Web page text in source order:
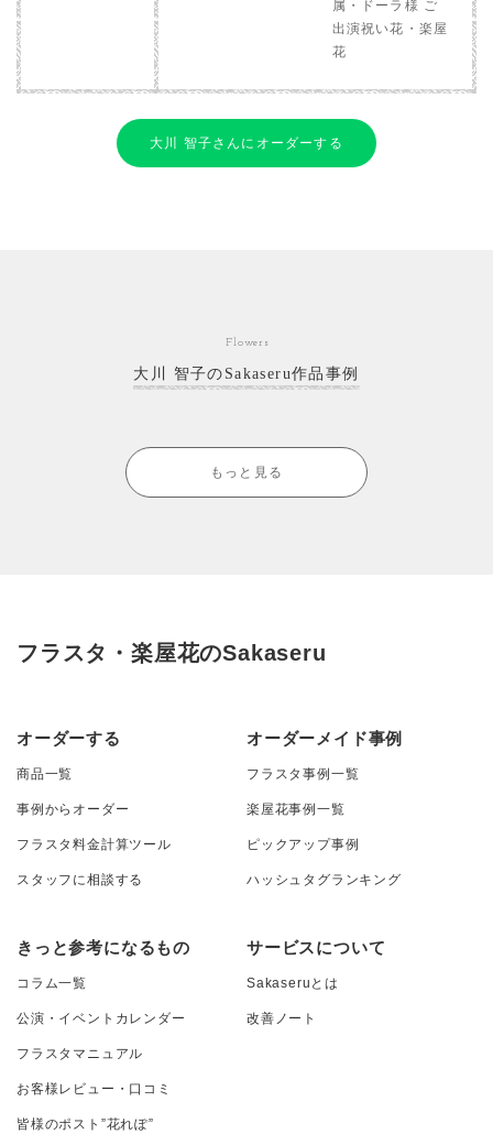
属・ドーラ様 ご
出演祝い花・楽屋
花
大川 智子さんにオーダーする
Flowers
大川 智子のSakaseru作品事例
もっと見る
フラスタ・楽屋花のSakaseru
オーダーする
商品一覧
事例からオーダー
フラスタ料金計算ツール
スタッフに相談する
オーダーメイド事例
フラスタ事例一覧
楽屋花事例一覧
ピックアップ事例
ハッシュタグランキング
きっと参考になるもの
コラム一覧
公演・イベントカレンダー
フラスタマニュアル
お客様レビュー・口コミ
皆様のポスト”花れぽ”
サービスについて
Sakaseruとは
改善ノート